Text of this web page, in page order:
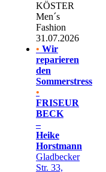
KÖSTER
Men´s
Fashion
31.07.2026
• Wir
reparieren
den
Sommerstress
•
FRISEUR
BECK
–
Heike
Horstmann
Gladbecker
Str. 33,